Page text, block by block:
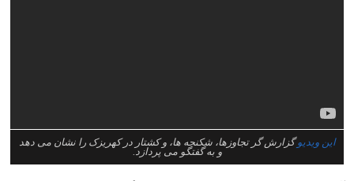
این ویدیوگزارش گر تجاوزها، شکنجه ها، و کشتار در کهریزک را نشان می دهد
و به گفتگو می پردازد.